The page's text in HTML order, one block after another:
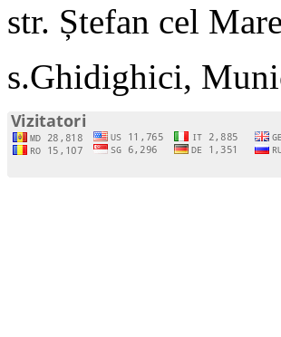
str. Ștefan cel
s.Ghidighici,